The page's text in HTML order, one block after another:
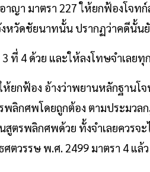
ญา มาตรา 227 ให้ยกฟ้องโจท
หวัดชัยนาทนั้น ปรากฏว่าคดีนั้น
ที่ 4 ด้วย และให้ลงโทษจำเลย
ยกฟ้อง อ้างว่าพยานหลักฐานโ
พลิกศพโดยถูกต้อง ตามประมว
สูตรพลิกศพด้วย ทั้งจำเลยควร
ตวรรษ พ.ศ. 2499 มาตรา 4 แล้ว